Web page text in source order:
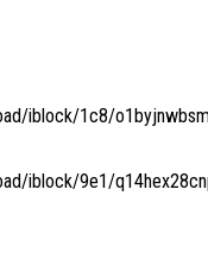
iblock/1c8/
iblock/9e1/